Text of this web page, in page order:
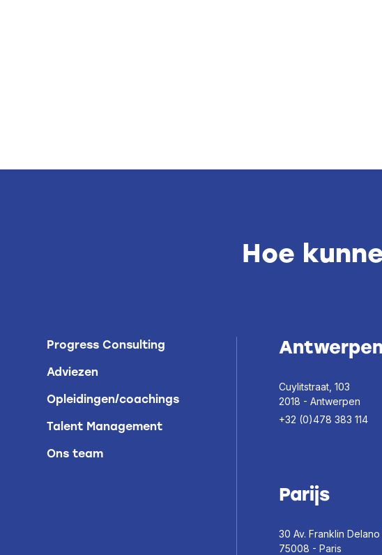
Hoe
Progress Consulting
Adviezen
Opleidingen/coachings
Talent Management
Ons team
Antwerpen
Cuylitstraat, 103
2018 - Antwerpen
+32 (0)478 383 114
Parijs
30 Av. Franklin
75008 - Paris